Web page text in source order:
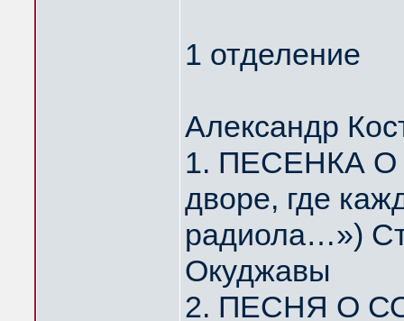
1 отделение
Александр
1. ПЕСЕНКА
дворе, где
радиола…»)
Окуджавы
2. ПЕСНЯ О